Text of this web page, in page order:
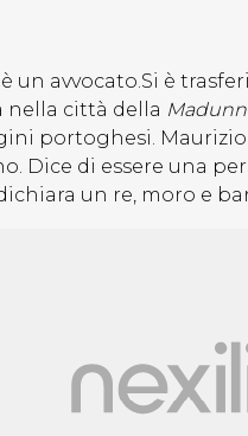
un avvocato.Si è
nella città della
portoghesi.
Dice di essere una
un re, moro e